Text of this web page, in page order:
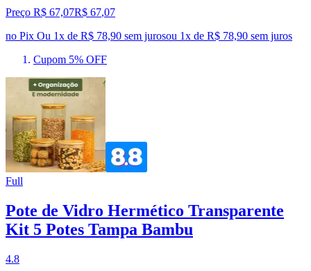
Preço R$ 67,07R$ 67,07
no Pix Ou 1x de R$ 78,90 sem jurosou 1x de R$ 78,90 sem juros
Cupom 5% OFF
Full
Pote de Vidro Hermético Transparente
Kit 5 Potes Tampa Bambu
4.8